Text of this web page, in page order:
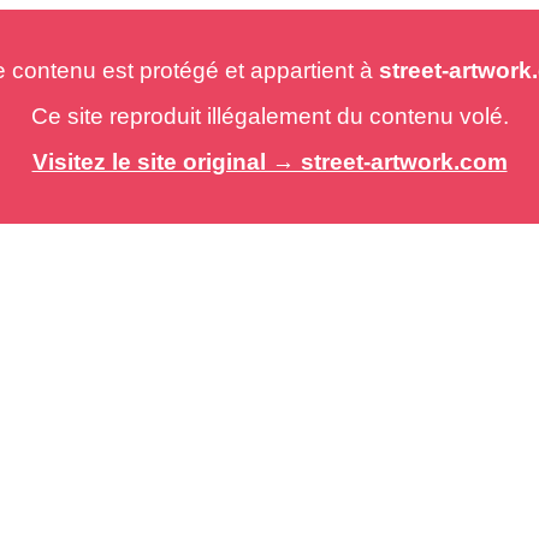
est protégé et appartient à street-
Ce site reproduit illégalement du contenu volé.
Visitez le site original → street-artwork.com